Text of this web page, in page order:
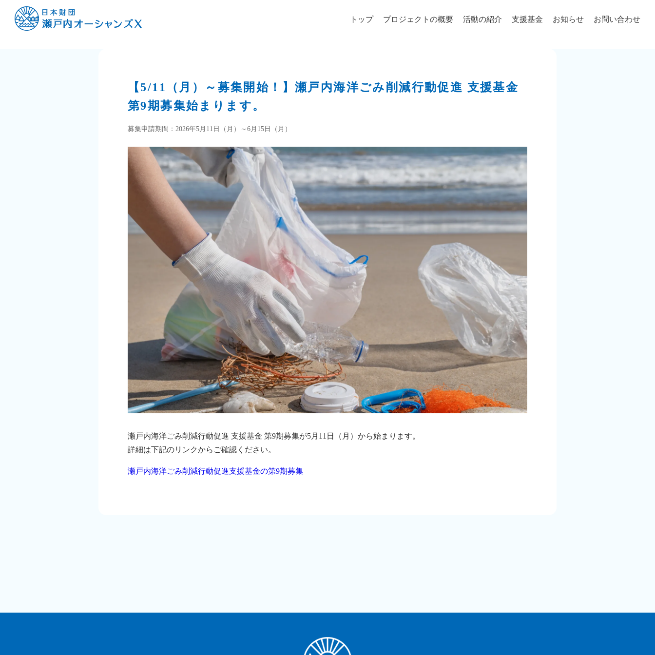
トップ プロジェクトの概要 活動の紹介 支援基金 お知らせ お問い合わせ
【5/11（月）～募集開始！】瀬戸内海洋ごみ削減行動促進 支援基金
第9期募集始まります。
募集申請期間：2026年5月11日（月）～6月15日（月）
瀬戸内海洋ごみ削減行動促進 支援基金 第9期募集が5月11日（月）から始まります。
詳細は下記のリンクからご確認ください。
瀬戸内海洋ごみ削減行動促進支援基金の第9期募集